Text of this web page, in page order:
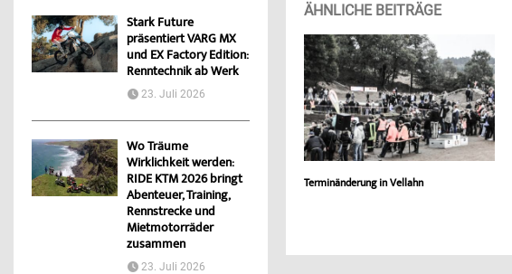
ÄHNLICHE BEITRÄGE
Terminänderung in Vellahn
Stark Future
präsentiert VARG MX
und EX Factory Edition:
Renntechnik ab Werk
23. Juli 2026
Wo Träume
Wirklichkeit werden:
RIDE KTM 2026 bringt
Abenteuer, Training,
Rennstrecke und
Mietmotorräder
zusammen
23. Juli 2026